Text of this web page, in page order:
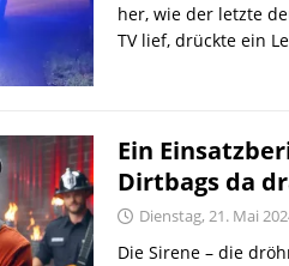
her, wie der letzte
TV lief, drückte ein
Ein
Dirtbags da
Dienstag, 21. Mai
Die Sirene – die